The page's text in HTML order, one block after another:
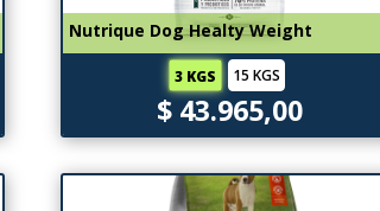
Nutrique Dog Healty Weight
3 KGS 15 KGS
$ 43.965,00